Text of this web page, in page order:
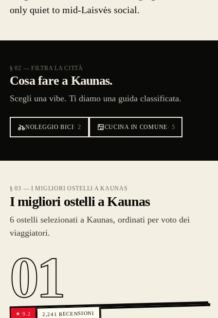
only quiet to mid-Laisvės social.
§ 02 — FILTRA LA CITTÀ
Cosa fare a Kaunas.
Scegli una vibe. Ti diamo una guida classificata.
NOLEGGIO BICI· 2 CUCINA IN COMUNE· 5
§ 03 — I MIGLIORI OSTELLI A KAUNAS
I migliori ostelli a Kaunas
6 ostelli selezionati a Kaunas, ordinati per voto dei
viaggiatori.
01
★9.2 2,241 RECENSIONI